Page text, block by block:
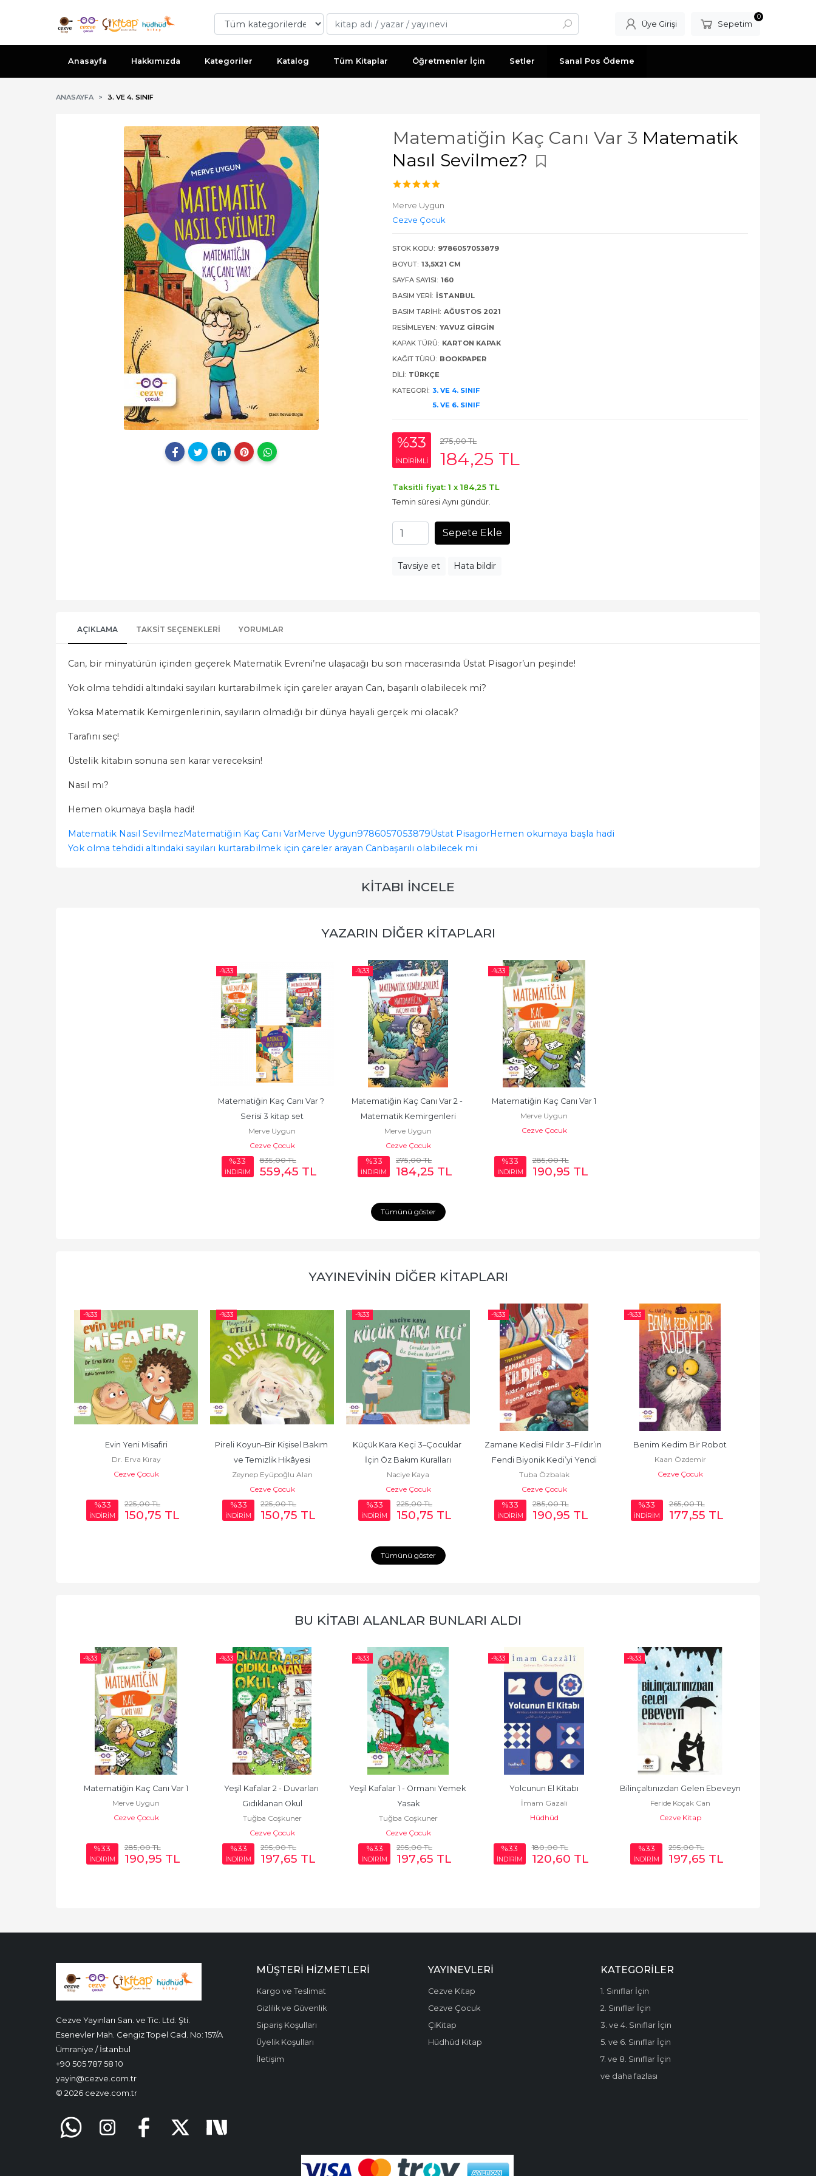
Üye Girişi Sepetim
0
Anasayfa Hakkımızda Kategoriler Katalog Tüm Kitaplar Öğretmenler İçin Setler Sanal Pos Ödeme
ANASAYFA 3. VE 4. SINIF
Matematiğin Kaç Canı Var 3 Matematik
Nasıl Sevilmez?
Merve Uygun
Cezve Çocuk
STOK KODU: 9786057053879
BOYUT: 13,5X21 CM
SAYFA SAYISI: 160
BASIM YERI: İSTANBUL
BASIM TARIHI: AĞUSTOS 2021
RESIMLEYEN: YAVUZ GIRGIN
KAPAK TÜRÜ: KARTON KAPAK
KAĞIT TÜRÜ: BOOKPAPER
DILI: TÜRKÇE
KATEGORI: 3. VE 4. SINIF
5. VE 6. SINIF
%33
INDIRIMLI
275,00TL
184,25 TL
Taksitli fiyat: 1 x 184,25 TL
Temin süresi Aynı gündür.
Sepete Ekle
Tavsiye et Hata bildir
AÇIKLAMA TAKSIT SEÇENEKLERI YORUMLAR
Can, bir minyatürün içinden geçerek Matematik Evreni’ne ulaşacağı bu son macerasında Üstat Pisagor’un peşinde!
Yok olma tehdidi altındaki sayıları kurtarabilmek için çareler arayan Can, başarılı olabilecek mi?
Yoksa Matematik Kemirgenlerinin, sayıların olmadığı bir dünya hayali gerçek mi olacak?
Tarafını seç!
Üstelik kitabın sonuna sen karar vereceksin!
Nasıl mı?
Hemen okumaya başla hadi!
Matematik Nasıl SevilmezMatematiğin Kaç Canı VarMerve Uygun9786057053879Üstat PisagorHemen okumaya başla hadi
Yok olma tehdidi altındaki sayıları kurtarabilmek için çareler arayan Canbaşarılı olabilecek mi
KITABI İNCELE
YAZARIN DIĞER KITAPLARI
-%33
Matematiğin Kaç Canı Var ?
Serisi 3 kitap set
Merve Uygun
Cezve Çocuk
%33
İNDİRİM
835,00TL
559,45 TL
-%33
Matematiğin Kaç Canı Var 2 -
Matematik Kemirgenleri
Merve Uygun
Cezve Çocuk
%33
İNDİRİM
275,00TL
184,25 TL
-%33
Matematiğin Kaç Canı Var 1
Merve Uygun
Cezve Çocuk
%33
İNDİRİM
285,00TL
190,95 TL
Tümünü göster
YAYINEVININ DIĞER KITAPLARI
-%33
Evin Yeni Misafiri
Dr. Erva Kıray
Cezve Çocuk
%33
İNDİRİM
225,00TL
150,75 TL
-%33
Pireli Koyun–Bir Kişisel Bakım
ve Temizlik Hikâyesi
Zeynep Eyüpoğlu Alan
Cezve Çocuk
%33
İNDİRİM
225,00TL
150,75 TL
-%33
Küçük Kara Keçi 3–Çocuklar
İçin Öz Bakım Kuralları
Naciye Kaya
Cezve Çocuk
%33
İNDİRİM
225,00TL
150,75 TL
-%33
Zamane Kedisi Fıldır 3–Fıldır’ın
Fendi Biyonik Kedi’yi Yendi
Tuba Özbalak
Cezve Çocuk
%33
İNDİRİM
285,00TL
190,95 TL
-%33
Benim Kedim Bir Robot
Kaan Özdemir
Cezve Çocuk
%33
İNDİRİM
265,00TL
177,55 TL
Tümünü göster
BU KITABI ALANLAR BUNLARI ALDI
-%33
Matematiğin Kaç Canı Var 1
Merve Uygun
Cezve Çocuk
%33
İNDİRİM
285,00TL
190,95 TL
-%33
Yeşil Kafalar 2 - Duvarları
Gıdıklanan Okul
Tuğba Coşkuner
Cezve Çocuk
%33
İNDİRİM
295,00TL
197,65 TL
-%33
Yeşil Kafalar 1 - Ormanı Yemek
Yasak
Tuğba Coşkuner
Cezve Çocuk
%33
İNDİRİM
295,00TL
197,65 TL
-%33
Yolcunun El Kitabı
İmam Gazali
Hüdhüd
%33
İNDİRİM
180,00TL
120,60 TL
-%33
Bilinçaltınızdan Gelen Ebeveyn
Feride Koçak Can
Cezve Kitap
%33
İNDİRİM
295,00TL
197,65 TL
Cezve Yayınları San. ve Tic. Ltd. Şti.
Esenevler Mah. Cengiz Topel Cad. No: 157/A
Ümraniye / İstanbul
+90 505 787 58 10
yayin@cezve.com.tr
© 2026 cezve.com.tr
MÜŞTERI HIZMETLERI
Kargo ve Teslimat
Gizlilik ve Güvenlik
Sipariş Koşulları
Üyelik Koşulları
İletişim
YAYINEVLERI
Cezve Kitap
Cezve Çocuk
ÇiKitap
Hüdhüd Kitap
KATEGORILER
1. Sınıflar İçin
2. Sınıflar İçin
3. ve 4. Sınıflar İçin
5. ve 6. Sınıflar İçin
7. ve 8. Sınıflar İçin
ve daha fazlası